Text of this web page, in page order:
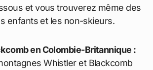
et vous trouverez même des
enfants et les non-skieurs.
en Colombie-Britannique :
Whistler et Blackcomb